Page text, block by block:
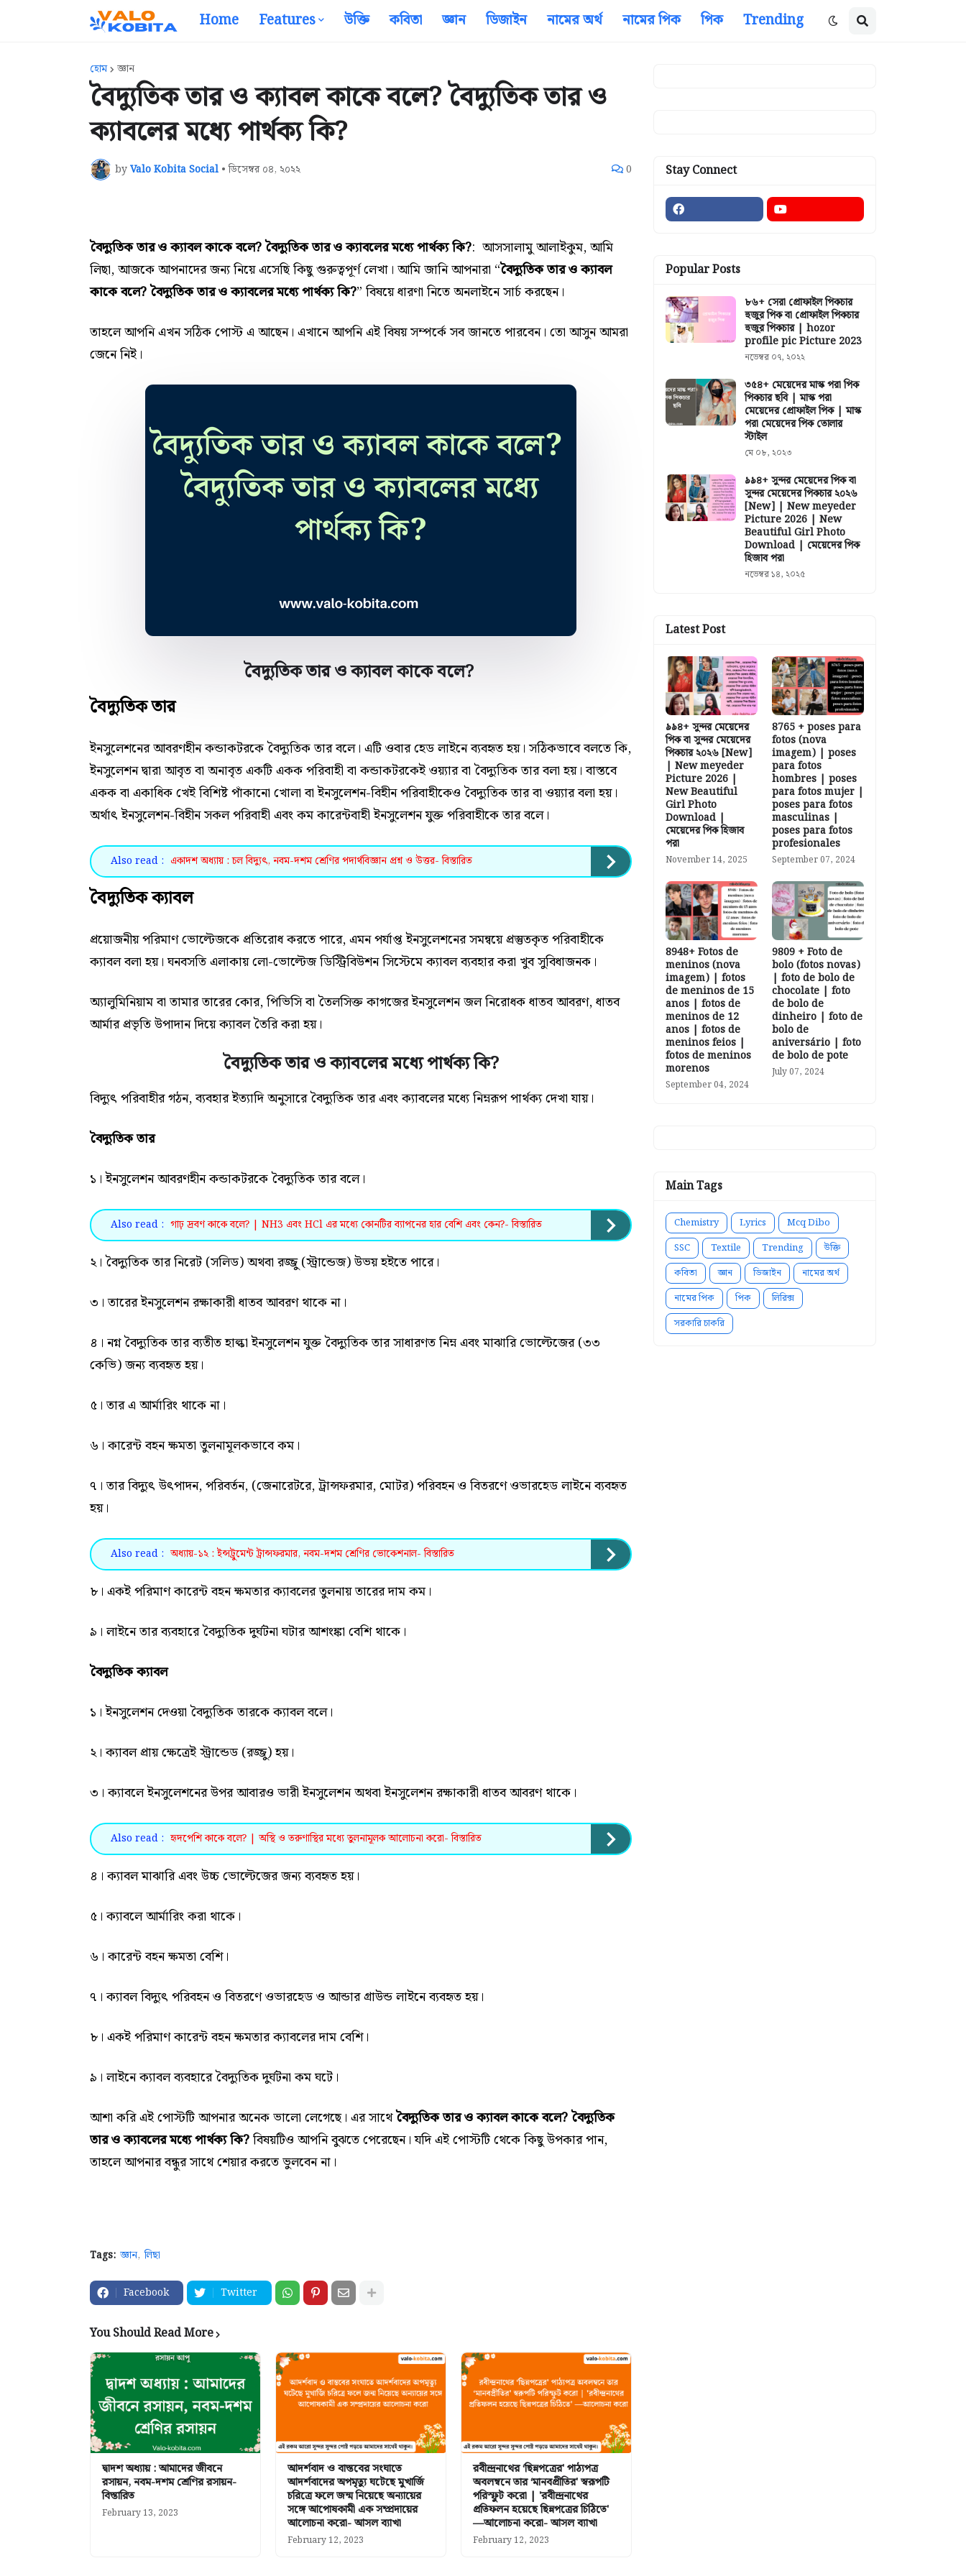
Home Features উক্তি কবিতা জ্ঞান ডিজাইন নামের অর্থ নামের পিক পিক Trending
হোম জ্ঞান
বৈদ্যুতিক তার ও ক্যাবল কাকে বলে? বৈদ্যুতিক তার ও
ক্যাবলের মধ্যে পার্থক্য কি?
byValo Kobita Social • ডিসেম্বর ০৪, ২০২২ 0
বৈদ্যুতিক তার ও ক্যাবল কাকে বলে? বৈদ্যুতিক তার ও ক্যাবলের মধ্যে পার্থক্য কি?: আসসালামু আলাইকুম,আমি
লিছা, আজকে আপনাদের জন্য নিয়ে এসেছি কিছু গুরুত্বপূর্ণ লেখা। আমি জানি আপনারা “বৈদ্যুতিক তার ও ক্যাবল
কাকে বলে? বৈদ্যুতিক তার ও ক্যাবলের মধ্যে পার্থক্য কি?” বিষয়ে ধারণা নিতে অনলাইনে সার্চ করছেন।
তাহলে আপনি এখন সঠিক পোস্ট এ আছেন। এখানে আপনি এই বিষয় সম্পর্কে সব জানতে পারবেন। তো আসুন আমরা
জেনে নিই।
বৈদ্যুতিক তার ও ক্যাবল কাকে বলে?
বৈদ্যুতিক তার
ইনসুলেশনের আবরণহীন কন্ডাকটরকে বৈদ্যুতিক তার বলে। এটি ওবার হেড লাইনে ব্যবহৃত হয়। সঠিকভাবে বলতে কি,
ইনসুলেশন দ্বারা আবৃত বা অনাবৃত একটি একক পরিবাহী বা কন্ডাকটরকেই ওয়্যার বা বৈদ্যুতিক তার বলা হয়। বাস্তবে
একক বা একাধিক খেই বিশিষ্ট পাঁকানো খোলা বা ইনসুলেশন-বিহীন পরিবাহীকেও বৈদ্যুতিক তার বা ওয়্যার বলা হয়।
অর্থাৎ ইনসুলেশন-বিহীন সকল পরিবাহী এবং কম কারেন্টবাহী ইনসুলেশন যুক্ত পরিবাহীকে তার বলে।
Also read : একাদশ অধ্যায় : চল বিদ্যুৎ, নবম-দশম শ্রেণির পদার্থবিজ্ঞান প্রশ্ন ও উত্তর- বিস্তারিত
বৈদ্যুতিক ক্যাবল
প্রয়োজনীয় পরিমাণ ভোল্টেজকে প্রতিরোধ করতে পারে, এমন পর্যাপ্ত ইনসুলেশনের সমন্বয়ে প্রস্তুতকৃত পরিবাহীকে
ক্যাবল বলা হয়। ঘনবসতি এলাকায় লো-ভোল্টেজ ডিস্ট্রিবিউশন সিস্টেমে ক্যাবল ব্যবহার করা খুব সুবিধাজনক।
অ্যালুমিনিয়াম বা তামার তারের কোর, পিভিসি বা তৈলসিক্ত কাগজের ইনসুলেশন জল নিরোধক ধাতব আবরণ, ধাতব
আর্মার প্রভৃতি উপাদান দিয়ে ক্যাবল তৈরি করা হয়।
বৈদ্যুতিক তার ও ক্যাবলের মধ্যে পার্থক্য কি?
বিদ্যুৎ পরিবাহীর গঠন, ব্যবহার ইত্যাদি অনুসারে বৈদ্যুতিক তার এবং ক্যাবলের মধ্যে নিম্নরূপ পার্থক্য দেখা যায়।
বৈদ্যুতিক তার
১। ইনসুলেশন আবরণহীন কন্ডাকটরকে বৈদ্যুতিক তার বলে।
Also read : গাঢ় দ্রবণ কাকে বলে? | NH3 এবং HCl এর মধ্যে কোনটির ব্যাপনের হার বেশি এবং কেন?- বিস্তারিত
২। বৈদ্যুতিক তার নিরেট (সলিড) অথবা রজ্জু (স্ট্রান্ডেজ) উভয় হইতে পারে।
৩। তারের ইনসুলেশন রক্ষাকারী ধাতব আবরণ থাকে না।
৪। নগ্ন বৈদ্যুতিক তার ব্যতীত হাল্কা ইনসুলেশন যুক্ত বৈদ্যুতিক তার সাধারণত নিম্ন এবং মাঝারি ভোল্টেজের (৩৩
কেভি) জন্য ব্যবহৃত হয়।
৫। তার এ আর্মারিং থাকে না।
৬। কারেন্ট বহন ক্ষমতা তুলনামূলকভাবে কম।
৭। তার বিদ্যুৎ উৎপাদন, পরিবর্তন, (জেনারেটরে, ট্রান্সফরমার, মোটর) পরিবহন ও বিতরণে ওভারহেড লাইনে ব্যবহৃত
হয়।
Also read : অধ্যায়-১২ : ইন্সট্রুমেন্ট ট্রান্সফরমার, নবম-দশম শ্রেণির ভোকেশনাল- বিস্তারিত
৮। একই পরিমাণ কারেন্ট বহন ক্ষমতার ক্যাবলের তুলনায় তারের দাম কম।
৯। লাইনে তার ব্যবহারে বৈদ্যুতিক দুর্ঘটনা ঘটার আশংঙ্কা বেশি থাকে।
বৈদ্যুতিক ক্যাবল
১। ইনসুলেশন দেওয়া বৈদ্যুতিক তারকে ক্যাবল বলে।
২। ক্যাবল প্রায় ক্ষেত্রেই স্ট্রান্ডেড (রজ্জু) হয়।
৩। ক্যাবলে ইনসুলেশনের উপর আবারও ভারী ইনসুলেশন অথবা ইনসুলেশন রক্ষাকারী ধাতব আবরণ থাকে।
Also read : হৃদপেশি কাকে বলে? | অস্থি ও তরুণাস্থির মধ্যে তুলনামূলক আলোচনা করো- বিস্তারিত
৪। ক্যাবল মাঝারি এবং উচ্চ ভোল্টেজের জন্য ব্যবহৃত হয়।
৫। ক্যাবলে আর্মারিং করা থাকে।
৬। কারেন্ট বহন ক্ষমতা বেশি।
৭। ক্যাবল বিদ্যুৎ পরিবহন ও বিতরণে ওভারহেড ও আন্ডার গ্রাউন্ড লাইনে ব্যবহৃত হয়।
৮। একই পরিমাণ কারেন্ট বহন ক্ষমতার ক্যাবলের দাম বেশি।
৯। লাইনে ক্যাবল ব্যবহারে বৈদ্যুতিক দুর্ঘটনা কম ঘটে।
আশা করি এই পোস্টটি আপনার অনেক ভালো লেগেছে। এর সাথেবৈদ্যুতিক তার ও ক্যাবল কাকে বলে? বৈদ্যুতিক
তার ও ক্যাবলের মধ্যে পার্থক্য কি?বিষয়টিও আপনি বুঝতে পেরেছেন। যদি এই পোস্টটি থেকে কিছু উপকার পান,
তাহলে আপনার বন্ধুর সাথে শেয়ার করতে ভুলবেন না।
Tags: জ্ঞান লিছা
Facebook Twitter
You Should Read More
দ্বাদশ অধ্যায় : আমাদের জীবনে
রসায়ন, নবম-দশম শ্রেণির রসায়ন-
বিস্তারিত
February 13, 2023
আদর্শবাদ ও বাস্তবের সংঘাতে
আদর্শবাদের অপমৃত্যু ঘটেছে মুখার্জি
চরিত্রে ফলে জন্ম নিয়েছে অন্যায়ের
সঙ্গে আপোষকামী এক সম্প্রদায়ের
আলোচনা করো- আসল ব্যাখা
February 12, 2023
রবীন্দ্রনাথের ‘ছিন্নপত্রের' পাঠ্যপত্র
অবলম্বনে তার ‘মানবপ্রীতির' স্বরূপটি
পরিস্ফুট করো | 'রবীন্দ্রনাথের
প্রতিফলন হয়েছে ছিন্নপত্রের চিঠিতে'
—আলোচনা করো- আসল ব্যাখা
February 12, 2023
Stay Connect
Popular Posts
৮৬+ সেরা প্রোফাইল পিকচার
হুজুর পিক বা প্রোফাইল পিকচার
হুজুর পিকচার | hozor
profile pic Picture 2023
নভেম্বর ০৭, ২০২২
৩৫৪+ মেয়েদের মাস্ক পরা পিক
পিকচার ছবি | মাস্ক পরা
মেয়েদের প্রোফাইল পিক | মাস্ক
পরা মেয়েদের পিক তোলার
স্টাইল
মে ০৮, ২০২৩
৯৯৪+ সুন্দর মেয়েদের পিক বা
সুন্দর মেয়েদের পিকচার ২০২৬
[New] | New meyeder
Picture 2026 | New
Beautiful Girl Photo
Download | মেয়েদের পিক
হিজাব পরা
নভেম্বর ১৪, ২০২৫
Latest Post
৯৯৪+ সুন্দর মেয়েদের
পিক বা সুন্দর মেয়েদের
পিকচার ২০২৬ [New]
| New meyeder
Picture 2026 |
New Beautiful
Girl Photo
Download |
মেয়েদের পিক হিজাব
পরা
November 14, 2025
8765 + poses para
fotos (nova
imagem) | poses
para fotos
hombres | poses
para fotos mujer |
poses para fotos
masculinas |
poses para fotos
profesionales
September 07, 2024
8948+ Fotos de
meninos (nova
imagem) | fotos
de meninos de 15
anos | fotos de
meninos de 12
anos | fotos de
meninos feios |
fotos de meninos
morenos
September 04, 2024
9809 + Foto de
bolo (fotos novas)
| foto de bolo de
chocolate | foto
de bolo de
dinheiro | foto de
bolo de
aniversário | foto
de bolo de pote
July 07, 2024
Main Tags
Chemistry Lyrics
Mcq Dibo
SSC
Textile Trending
উক্তি
কবিতা
জ্ঞান ডিজাইন
নামের অর্থ
নামের পিক
পিক
লিরিক্স
সরকারি চাকরি